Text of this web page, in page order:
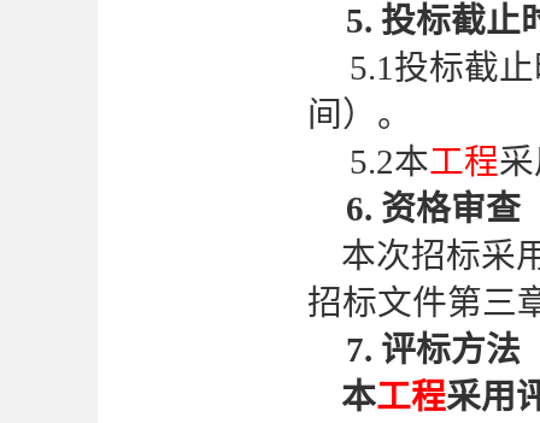
5. 投标截止
5.1投标截
间）。
5.2本工程
6. 资格审查
本次招标采
招标文件第三
7. 评标方法
本工程采用